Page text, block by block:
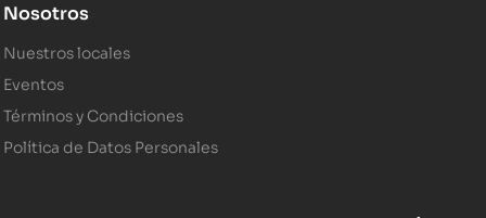
Nosotros
Nuestros locales
Eventos
Términos y Condiciones
Política de Datos Personales